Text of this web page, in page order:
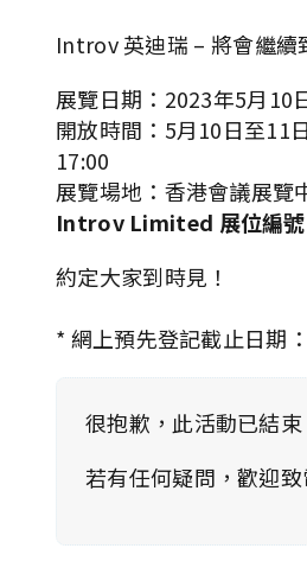
Introv 英迪瑞 – 將會繼續
展覽日期：2023年5月10
開放時間：5月10日至11
17:00
展覽場地：香港會議展覽
Introv Limited 展位編
約定大家到時見！
* 網上預先登記截止日期
很抱歉，此活動已結
若有任何疑問，歡迎